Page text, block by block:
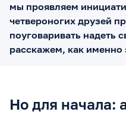
мы проявляем
четвероногих друзей
поуговаривать надеть
расскажем, как именно
Но для начала: